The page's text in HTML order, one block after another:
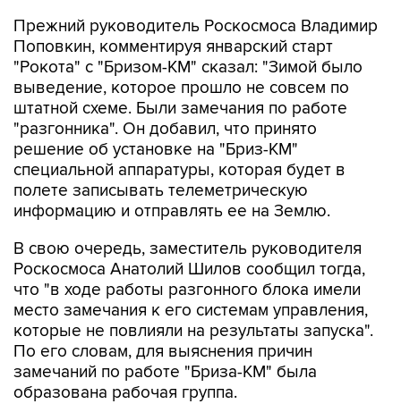
Прежний руководитель Роскосмоса Владимир
Поповкин, комментируя январский старт
"Рокота" с "Бризом-КМ" сказал: "Зимой было
выведение, которое прошло не совсем по
штатной схеме. Были замечания по работе
"разгонника". Он добавил, что принято
решение об установке на "Бриз-КМ"
специальной аппаратуры, которая будет в
полете записывать телеметрическую
информацию и отправлять ее на Землю.
В свою очередь, заместитель руководителя
Роскосмоса Анатолий Шилов сообщил тогда,
что "в ходе работы разгонного блока имели
место замечания к его системам управления,
которые не повлияли на результаты запуска".
По его словам, для выяснения причин
замечаний по работе "Бриза-КМ" была
образована рабочая группа.